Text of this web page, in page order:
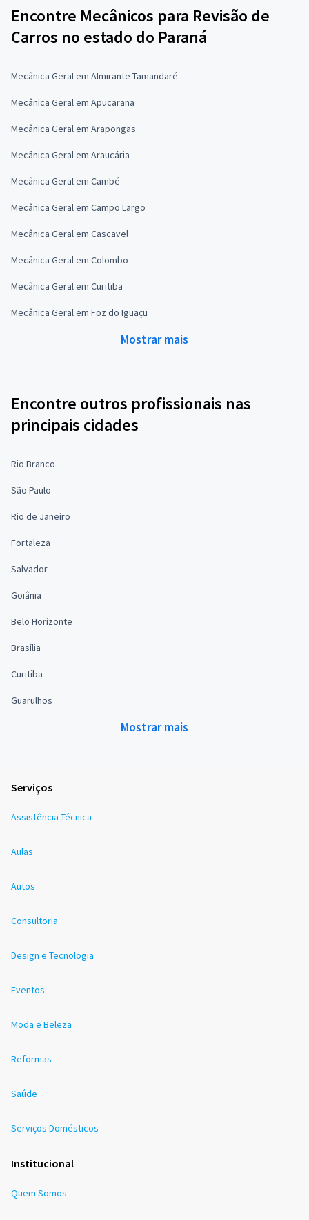
Encontre Mecânicos para Revisão de
Carros no estado do Paraná
Mecânica Geral em Almirante Tamandaré
Mecânica Geral em Apucarana
Mecânica Geral em Arapongas
Mecânica Geral em Araucária
Mecânica Geral em Cambé
Mecânica Geral em Campo Largo
Mecânica Geral em Cascavel
Mecânica Geral em Colombo
Mecânica Geral em Curitiba
Mecânica Geral em Foz do Iguaçu
Mostrar mais
Encontre outros profissionais nas
principais cidades
Rio Branco
São Paulo
Rio de Janeiro
Fortaleza
Salvador
Goiânia
Belo Horizonte
Brasília
Curitiba
Guarulhos
Mostrar mais
Serviços
Assistência Técnica
Aulas
Autos
Consultoria
Design e Tecnologia
Eventos
Moda e Beleza
Reformas
Saúde
Serviços Domésticos
Institucional
Quem Somos